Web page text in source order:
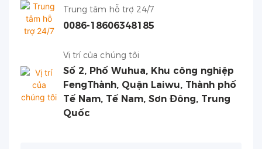
Trung tâm hỗ trợ 24/7
0086-18606348185
Vị trí của chúng tôi
Số 2, Phố Wuhua, Khu công nghiệp
FengThành, Quận Laiwu, Thành phố
Tế Nam, Tế Nam, Sơn Đông, Trung
Quốc